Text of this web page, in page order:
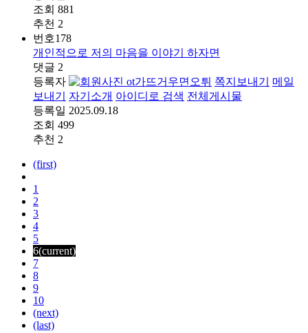
조회 881
추천 2
번호178
개인적으로 저의 마음을 이야기 하자면
댓글 2
등록자
ot가뜨거우면오튀 쪽지보내기
메일
보내기
자기소개 아이디로 검색 전체게시물
등록일 2025.09.18
조회 499
추천 2
(first)
1
2
3
4
5
6(current)
7
8
9
10
(next)
(last)